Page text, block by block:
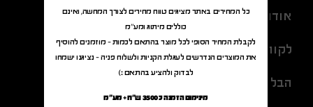
אודות
לקוחות מרוצים
הבלוג שלנו
כל המחירים באתר מציגים טווח מחירים לצורך המחשה, ואינם
כוללים מיתוג ומע"מ
לקבלת המחיר הסופי לכל מוצר בהתאם לכמות – מוזמנים להוסיף
את המוצרים הנדרשים לעגלת הקניות ולשלוח פניה – נציגנו ישמחו
לבדוק ולהציע בהתאם :)
מינימום הזמנה כ 3500 ש"ח + מע"מ